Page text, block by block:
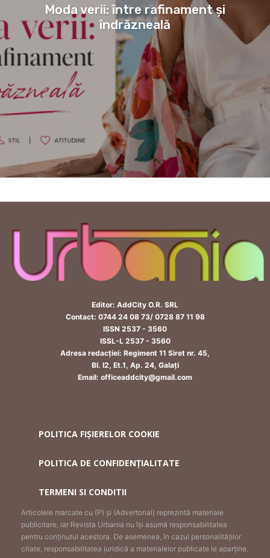
Moda verii: între rafinament și
îndrăzneală
Editor: AddCity O.R. SRL
Contact: 0744 24 08 73/ 0728 87 11 98
ISSN 2537 - 3560
ISSL-L 2537 - 3560
Adresa redacției: Regiment 11 Siret nr. 45,
Bl. I2, Et.1, Ap. 24, Galați
Email: officeaddcity@gmail.com
POLITICA FIȘIERELOR COOKIE
POLITICA DE CONFIDENȚIALITATE
TERMENI SI CONDITII
Articolele marcate cu (P) și (Advertorial) reprezintă materiale
publicitare, iar Revista Urbania nu își asumă responsabilitatea
pentru conținutul acestora. De asemenea, în cazul personalităților
citate, responsabilitatea juridică a materialelor publicate le aparține.